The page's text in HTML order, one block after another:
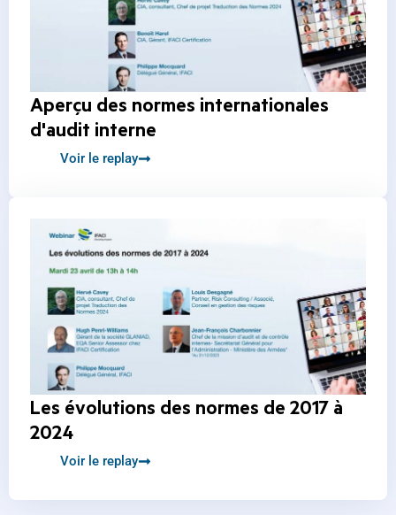
Aperçu des normes internationales
d'audit interne
Voir le replay
Les évolutions des normes de 2017 à
2024
Voir le replay